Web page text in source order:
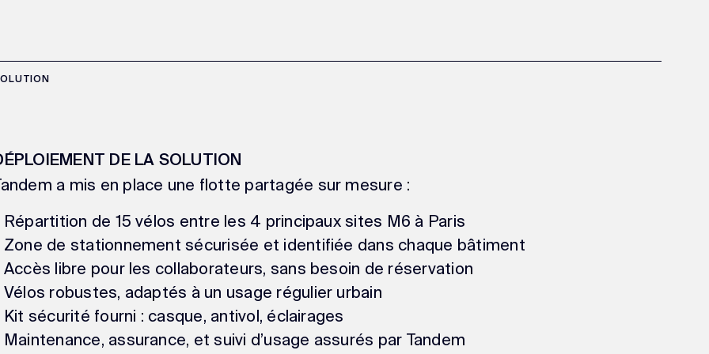
DE LA SOLUTION
a mis en place une flotte partagée sur mesure :
Répartition de 15 vélos entre les 4 principaux sites M6 à Paris
Zone de stationnement sécurisée et identifiée dans chaque bâtiment
Accès libre pour les collaborateurs, sans besoin de réservation
Vélos robustes, adaptés à un usage régulier urbain
Kit sécurité fourni : casque, antivol, éclairages
Maintenance, assurance, et suivi d’usage assurés par Tandem